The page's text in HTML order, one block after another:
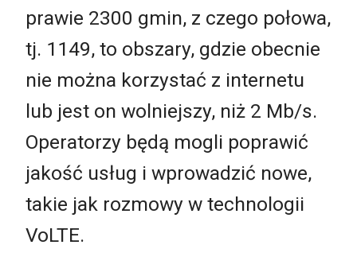
prawie 2300 gmin, z czego połowa,
tj. 1149, to obszary, gdzie obecnie
nie można korzystać z internetu
lub jest on wolniejszy, niż 2 Mb/s.
Operatorzy będą mogli poprawić
jakość usług i wprowadzić nowe,
takie jak rozmowy w technologii
VoLTE.